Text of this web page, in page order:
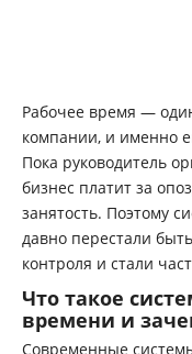
Рабочее время —
компании, и именно
Пока руководитель
бизнес платит за
занятость. Поэтому
давно перестали
контроля и стали
Что такое
времени и
Современные